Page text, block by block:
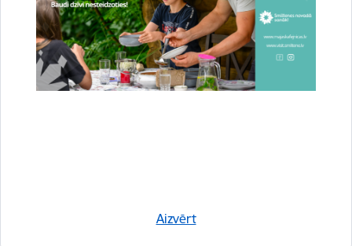
Aizvērt
elektroniski parakstītu iesniegumu nosūtot uz e-
pastudome@smiltenesnovads.lv;
vietnē geolatvija.lv publiskās apspriešanas sadaļā saitē
“Iesniegt priekšlikumu”.